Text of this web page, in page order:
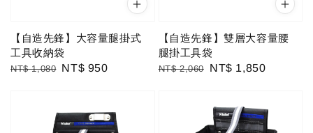
【自造先鋒】大容量腿掛式
工具收納袋
Regular
NT$ 1,080 Sale
NT$ 950
【自造先鋒】雙層大容量腰
腿掛工具袋
Regular
NT$ 2,060
Sale
NT$ 1,850